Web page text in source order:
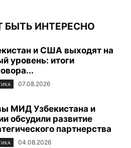
БЫТЬ ИНТЕРЕСНО
и США выходят на
уровень: итоги
07.08.2026
МИД Узбекистана и
обсудили развитие
партнерства
04.08.2026